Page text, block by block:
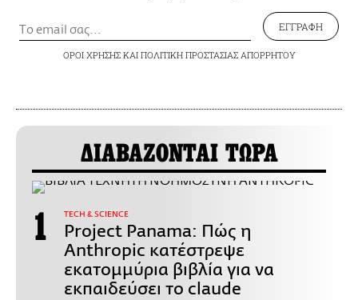
ΕΓΓΡΑΦΗ
ΟΡΟΙ ΧΡΗΣΗΣΚΑΙ ΠΟΛΙΤΙΚΗ ΠΡΟΣΤΑΣΙΑΣ ΑΠΟΡΡΗΤΟΥ
ΔΙΑΒΑΖΟΝΤΑΙ ΤΩΡΑ
ΤECH & SCIENCE
Project Panama: Πώς η
Anthropic κατέστρεψε
εκατομμύρια βιβλία για να
εκπαιδεύσει το claude